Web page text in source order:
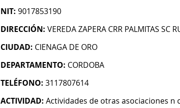
NIT: 9017853190
DIRECCIÓN: VEREDA ZAPERA CRR PALMITAS SC
CIUDAD: CIENAGA DE ORO
DEPARTAMENTO: CORDOBA
TELÉFONO: 3117807614
ACTIVIDAD: Actividades de otras asociaciones n